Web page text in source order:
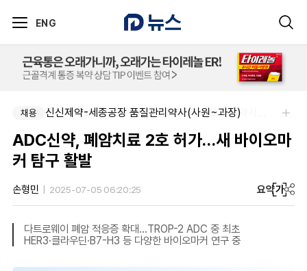
ENG
채용
채용 신신제약-세종공장 품질관리약사(사원~과장)
ADC신약, 폐암치료 2호 허가…새 바이오마
커 탐구 활발
손형민 2025-07-05 06:20:25 요약가
다트로웨이 폐암 적응증 확대…TROP-2 ADC 중 최초
HER3·클라우딘·B7-H3 등 다양한 바이오마커 연구 중